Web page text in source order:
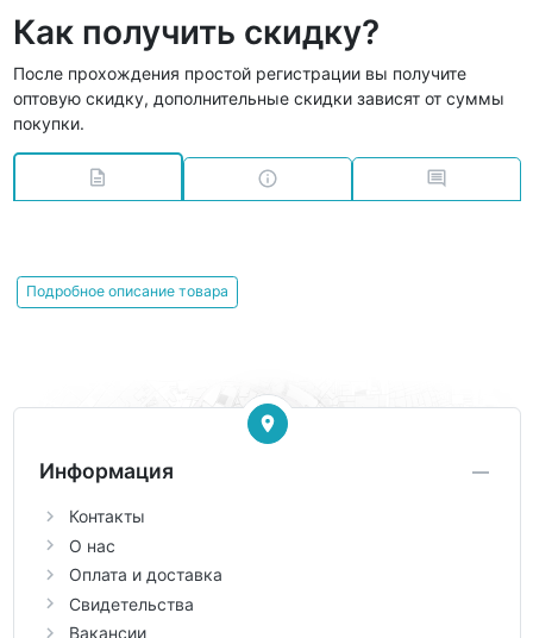
Как получить скидку?
После прохождения простой регистрации вы получите
оптовую скидку, дополнительные скидки зависят от суммы
покупки.
Подробное описание товара
Информация
Контакты
О нас
Оплата и доставка
Свидетельства
Вакансии